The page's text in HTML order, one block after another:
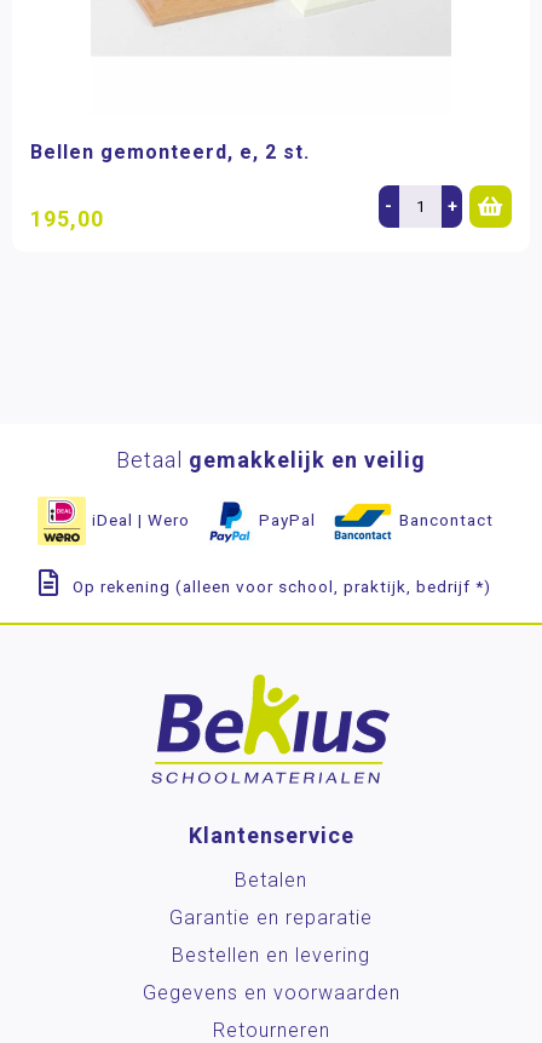
Bellen gemonteerd, e, 2 st.
195,00 - +
Betaal gemakkelijk en veilig
iDeal | Wero PayPal Bancontact
Op rekening (alleen voor school, praktijk, bedrijf *)
Klantenservice
Betalen
Garantie en reparatie
Bestellen en levering
Gegevens en voorwaarden
Retourneren